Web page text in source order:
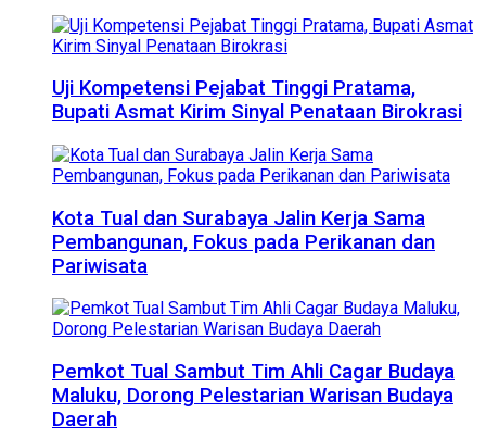
Uji Kompetensi Pejabat Tinggi Pratama,
Bupati Asmat Kirim Sinyal Penataan Birokrasi
Kota Tual dan Surabaya Jalin Kerja Sama
Pembangunan, Fokus pada Perikanan dan
Pariwisata
Pemkot Tual Sambut Tim Ahli Cagar Budaya
Maluku, Dorong Pelestarian Warisan Budaya
Daerah